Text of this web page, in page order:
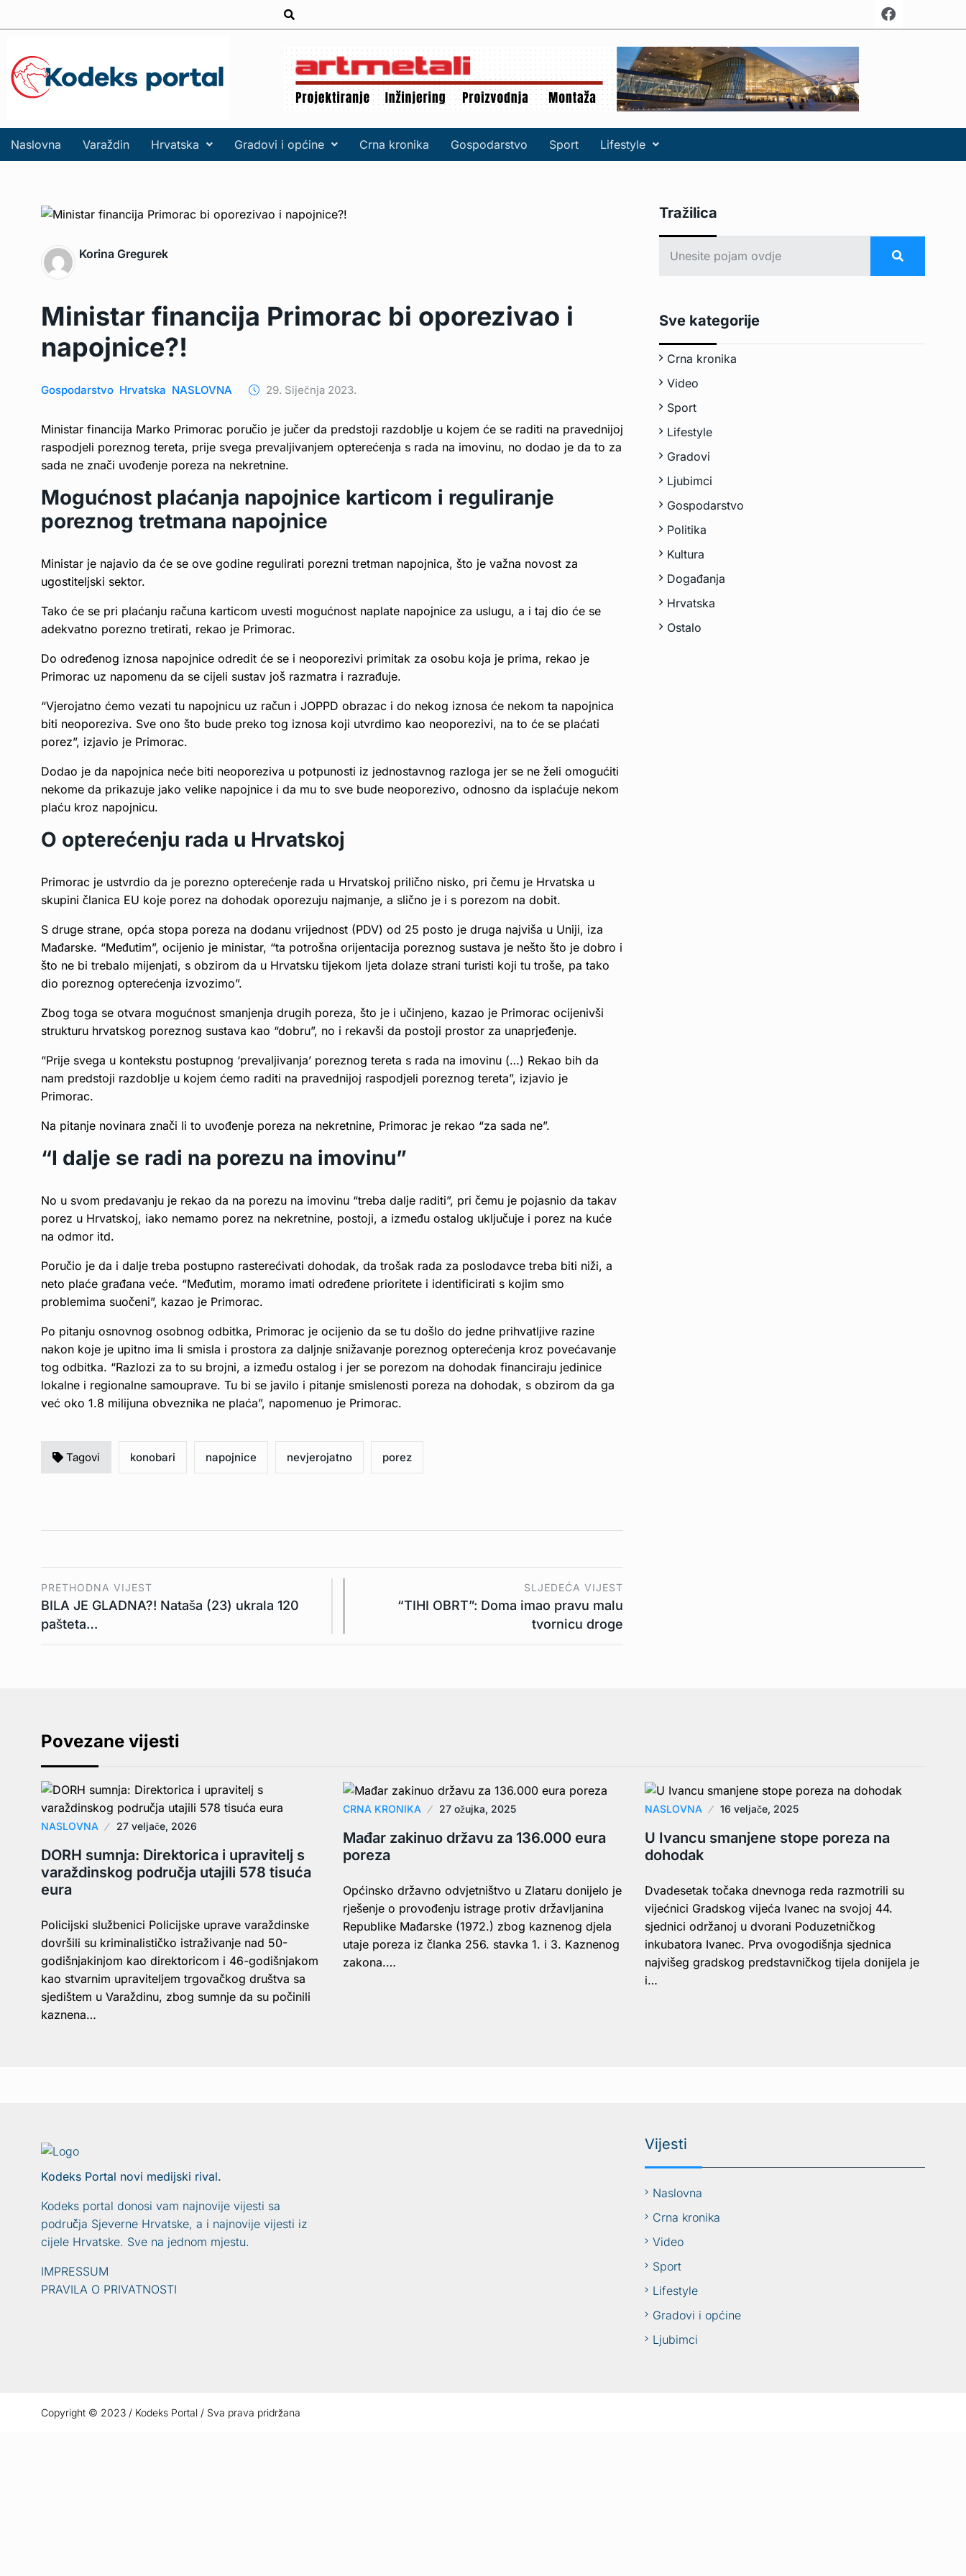
Naslovna Varaždin Hrvatska Gradovi i općine Crna kronika Gospodarstvo Sport Lifestyle
Korina Gregurek
Ministar financija Primorac bi oporezivao i
napojnice?!
Gospodarstvo Hrvatska NASLOVNA 29. Siječnja 2023.
Ministar financija Marko Primorac poručio je jučer da predstoji razdoblje u kojem će se raditi na pravednijoj
raspodjeli poreznog tereta, prije svega prevaljivanjem opterećenja s rada na imovinu, no dodao je da to za
sada ne znači uvođenje poreza na nekretnine.
Mogućnost plaćanja napojnice karticom i reguliranje
poreznog tretmana napojnice
Ministar je najavio da će se ove godine regulirati porezni tretman napojnica, što je važna novost za
ugostiteljski sektor.
Tako će se pri plaćanju računa karticom uvesti mogućnost naplate napojnice za uslugu, a i taj dio će se
adekvatno porezno tretirati, rekao je Primorac.
Do određenog iznosa napojnice odredit će se i neoporezivi primitak za osobu koja je prima, rekao je
Primorac uz napomenu da se cijeli sustav još razmatra i razrađuje.
“Vjerojatno ćemo vezati tu napojnicu uz račun i JOPPD obrazac i do nekog iznosa će nekom ta napojnica
biti neoporeziva. Sve ono što bude preko tog iznosa koji utvrdimo kao neoporezivi, na to će se plaćati
porez”, izjavio je Primorac.
Dodao je da napojnica neće biti neoporeziva u potpunosti iz jednostavnog razloga jer se ne želi omogućiti
nekome da prikazuje jako velike napojnice i da mu to sve bude neoporezivo, odnosno da isplaćuje nekom
plaću kroz napojnicu.
O opterećenju rada u Hrvatskoj
Primorac je ustvrdio da je porezno opterećenje rada u Hrvatskoj prilično nisko, pri čemu je Hrvatska u
skupini članica EU koje porez na dohodak oporezuju najmanje, a slično je i s porezom na dobit.
S druge strane, opća stopa poreza na dodanu vrijednost (PDV) od 25 posto je druga najviša u Uniji, iza
Mađarske. “Međutim”, ocijenio je ministar, “ta potrošna orijentacija poreznog sustava je nešto što je dobro i
što ne bi trebalo mijenjati, s obzirom da u Hrvatsku tijekom ljeta dolaze strani turisti koji tu troše, pa tako
dio poreznog opterećenja izvozimo”.
Zbog toga se otvara mogućnost smanjenja drugih poreza, što je i učinjeno, kazao je Primorac ocijenivši
strukturu hrvatskog poreznog sustava kao “dobru”, no i rekavši da postoji prostor za unaprjeđenje.
“Prije svega u kontekstu postupnog ‘prevaljivanja’ poreznog tereta s rada na imovinu (…) Rekao bih da
nam predstoji razdoblje u kojem ćemo raditi na pravednijoj raspodjeli poreznog tereta”, izjavio je
Primorac.
Na pitanje novinara znači li to uvođenje poreza na nekretnine, Primorac je rekao “za sada ne”.
“I dalje se radi na porezu na imovinu”
No u svom predavanju je rekao da na porezu na imovinu “treba dalje raditi”, pri čemu je pojasnio da takav
porez u Hrvatskoj, iako nemamo porez na nekretnine, postoji, a između ostalog uključuje i porez na kuće
na odmor itd.
Poručio je da i dalje treba postupno rasterećivati dohodak, da trošak rada za poslodavce treba biti niži, a
neto plaće građana veće. “Međutim, moramo imati određene prioritete i identificirati s kojim smo
problemima suočeni”, kazao je Primorac.
Po pitanju osnovnog osobnog odbitka, Primorac je ocijenio da se tu došlo do jedne prihvatljive razine
nakon koje je upitno ima li smisla i prostora za daljnje snižavanje poreznog opterećenja kroz povećavanje
tog odbitka. “Razlozi za to su brojni, a između ostalog i jer se porezom na dohodak financiraju jedinice
lokalne i regionalne samouprave. Tu bi se javilo i pitanje smislenosti poreza na dohodak, s obzirom da ga
već oko 1.8 milijuna obveznika ne plaća”, napomenuo je Primorac.
Tagovi konobari napojnice nevjerojatno porez
PRETHODNA VIJEST
BILA JE GLADNA?! Nataša (23) ukrala 120
pašteta…
SLJEDEĆA VIJEST
“TIHI OBRT”: Doma imao pravu malu
tvornicu droge
Tražilica
Sve kategorije
Crna kronika
Video
Sport
Lifestyle
Gradovi
Ljubimci
Gospodarstvo
Politika
Kultura
Događanja
Hrvatska
Ostalo
Povezane vijesti
NASLOVNA 27 veljače, 2026
DORH sumnja: Direktorica i upravitelj s
varaždinskog područja utajili 578 tisuća
eura
Policijski službenici Policijske uprave varaždinske
dovršili su kriminalističko istraživanje nad 50-
godišnjakinjom kao direktoricom i 46-godišnjakom
kao stvarnim upraviteljem trgovačkog društva sa
sjedištem u Varaždinu, zbog sumnje da su počinili
kaznena…
CRNA KRONIKA 27 ožujka, 2025
Mađar zakinuo državu za 136.000 eura
poreza
Općinsko državno odvjetništvo u Zlataru donijelo je
rješenje o provođenju istrage protiv državljanina
Republike Mađarske (1972.) zbog kaznenog djela
utaje poreza iz članka 256. stavka 1. i 3. Kaznenog
zakona.…
NASLOVNA 16 veljače, 2025
U Ivancu smanjene stope poreza na
dohodak
Dvadesetak točaka dnevnoga reda razmotrili su
vijećnici Gradskog vijeća Ivanec na svojoj 44.
sjednici održanoj u dvorani Poduzetničkog
inkubatora Ivanec. Prva ovogodišnja sjednica
najvišeg gradskog predstavničkog tijela donijela je
i…
Kodeks Portal novi medijski rival.
Kodeks portal donosi vam najnovije vijesti sa
područja Sjeverne Hrvatske, a i najnovije vijesti iz
cijele Hrvatske. Sve na jednom mjestu.
IMPRESSUM
PRAVILA O PRIVATNOSTI
Vijesti
Naslovna
Crna kronika
Video
Sport
Lifestyle
Gradovi i općine
Ljubimci
Copyright © 2023 / Kodeks Portal / Sva prava pridržana